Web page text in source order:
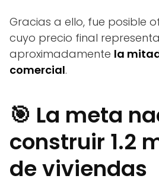
Gracias a ello, fue posible
cuyo precio final representa
aproximadamente la
comercial.
🎯 La meta
construir 1.2
de viviendas